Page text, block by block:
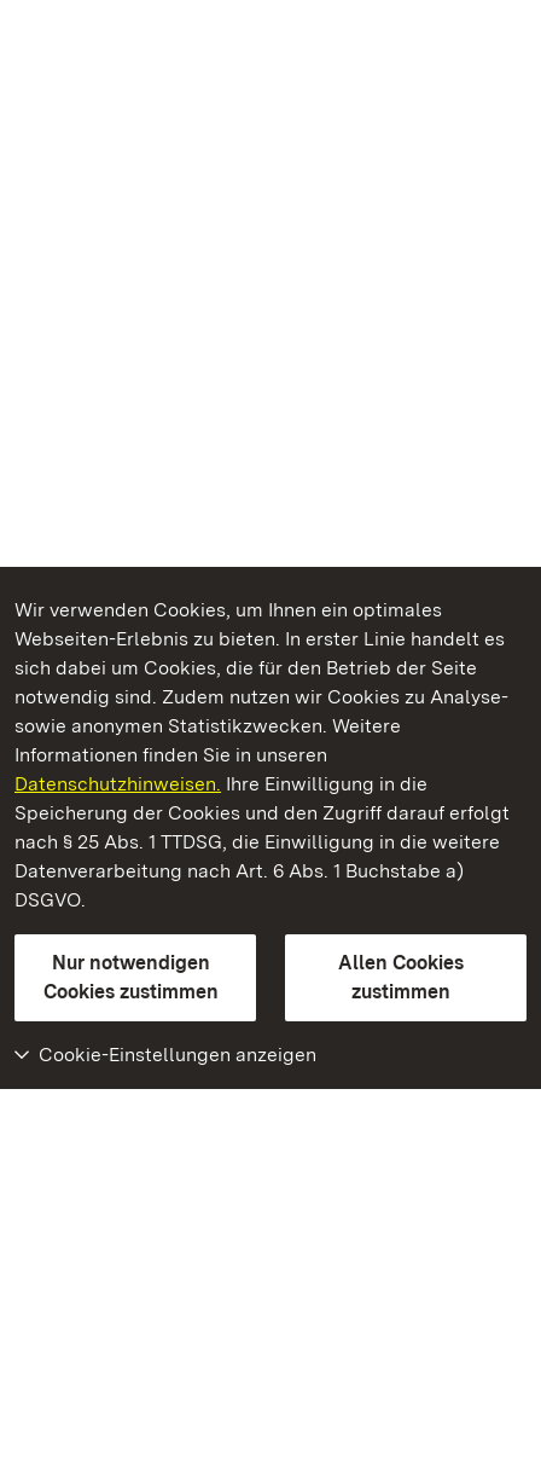
Wir verwenden Cookies, um Ihnen ein optimales
Webseiten-Erlebnis zu bieten. In erster Linie handelt es
sich dabei um Cookies, die für den Betrieb der Seite
notwendig sind. Zudem nutzen wir Cookies zu Analyse-
sowie anonymen Statistikzwecken. Weitere
Informationen finden Sie in unseren
Datenschutzhinweisen. Ihre Einwilligung in die
Speicherung der Cookies und den Zugriff darauf erfolgt
nach § 25 Abs. 1 TTDSG, die Einwilligung in die weitere
Datenverarbeitung nach Art. 6 Abs. 1 Buchstabe a)
DSGVO.
Nur notwendigen
Cookies zustimmen
Allen Cookies
zustimmen
Cookie-Einstellungen anzeigen
Kommen. Staunen. Genießen.
Schloss Favorite Rastatt
Staatliche Schlösser und Gärten Baden-Württemberg
Kontakt
GebärdenspracheLeichte Sprache
Erklärung zur Barrierefreiheit
BITV-konform (geprüfte Seiten)
Weiteres